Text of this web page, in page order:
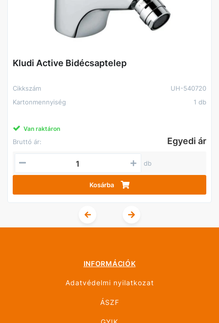
Kludi Active Bidécsaptelep
Cikkszám
UH-540720
Kartonmennyiség
1 db
Van raktáron
Bruttó ár: Egyedi ár
db
Kosárba
INFORMÁCIÓK
Adatvédelmi nyilatkozat
ÁSZF